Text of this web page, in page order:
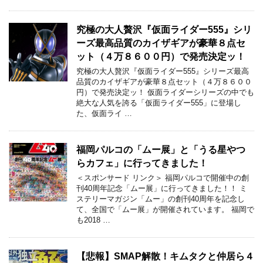
究極の大人贅沢『仮面ライダー555』シリ
ーズ最高品質のカイザギアが豪華８点セ
ット（４万８６００円）で発売決定ッ！
究極の大人贅沢『仮面ライダー555』シリーズ最高
品質のカイザギアが豪華８点セット（４万８６００
円）で発売決定ッ！ 仮面ライダーシリーズの中でも
絶大な人気を誇る「仮面ライダー555」に登場し
た、仮面ライ …
福岡パルコの「ムー展」と「うる星やつ
らカフェ」に行ってきました！
＜スポンサード リンク＞ 福岡パルコで開催中の創
刊40周年記念「ムー展」に行ってきました！！ ミ
ステリーマガジン「ムー」の創刊40周年を記念し
て、全国で「ムー展」が開催されています。 福岡で
も2018 …
【悲報】SMAP解散！キムタクと仲居ら４